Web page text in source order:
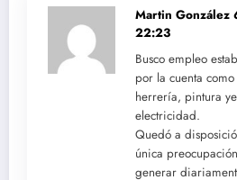
Martin González
22:23
Busco empleo
por la cuenta
herrería, pintura
electricidad.
Quedó a
única
generar